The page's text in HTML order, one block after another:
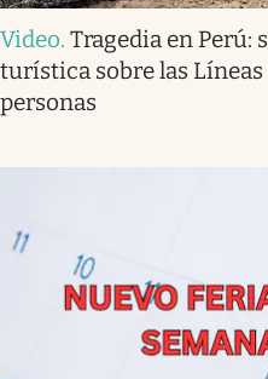
Video. Tragedia en Perú:
turística sobre las
personas